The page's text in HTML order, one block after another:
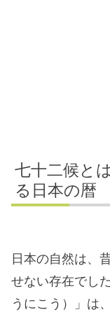
七十二候と
る日本の暦
日本の自然は、
せない存在でし
うにこう）」は